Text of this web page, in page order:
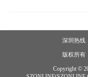
深圳热线
版权所有
Copyright ©